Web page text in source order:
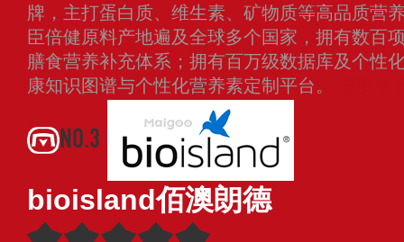
牌，主打蛋白质、维生素、矿物质等高品质营
臣倍健原料产地遍及全球多个国家，拥有数百
膳食营养补充体系；拥有百万级数据库及个性
康知识图谱与个性化营养素定制平台。
NO.3
bioisland佰澳朗德